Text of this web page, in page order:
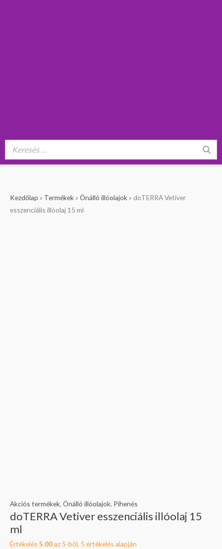
Kezdőlap » Termékek » Önálló illóolajok » doTERRA Vetiver
esszenciális illóolaj 15 ml
Akciós termékek, Önálló illóolajok, Pihenés
doTERRA Vetiver esszenciális illóolaj 15
ml
Értékelés 5.00az 5-ből, 5 értékelés alapján
Original
price
Current
price
doTERRA
Vetiver